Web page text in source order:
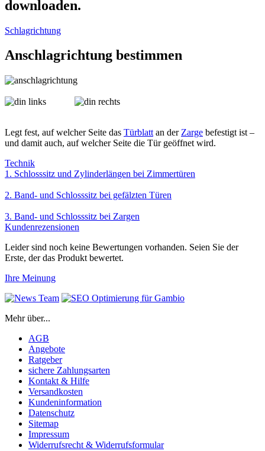
downloaden.
Schlagrichtung
Anschlagrichtung bestimmen
Legt fest, auf welcher Seite das Türblatt an der Zarge befestigt ist –
und damit auch, auf welcher Seite die Tür geöffnet wird.
Technik
1. Schlosssitz und Zylinderlängen bei Zimmertüren
2. Band- und Schlosssitz bei gefälzten Türen
3. Band- und Schlosssitz bei Zargen
Kundenrezensionen
Leider sind noch keine Bewertungen vorhanden. Seien Sie der
Erste, der das Produkt bewertet.
Ihre Meinung
Mehr über...
AGB
Angebote
Ratgeber
sichere Zahlungsarten
Kontakt & Hilfe
Versandkosten
Kundeninformation
Datenschutz
Sitemap
Impressum
Widerrufsrecht & Widerrufsformular